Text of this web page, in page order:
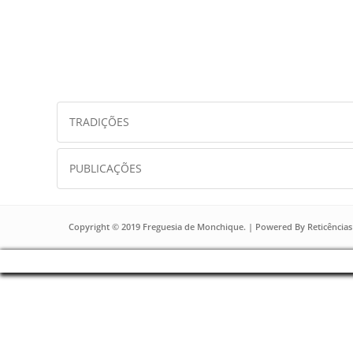
TRADIÇÕES
PUBLICAÇÕES
Copyright © 2019 Freguesia de Monchique. | Powered By